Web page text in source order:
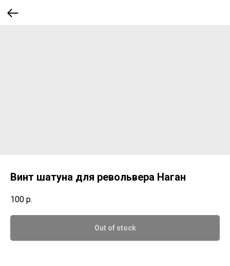
Винт шатуна для револьвера Наган
100 р.
Out of stock